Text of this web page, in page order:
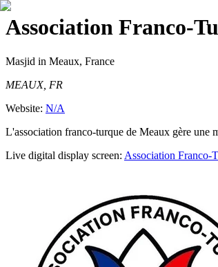
Association Franco-
Masjid in Meaux, France
MEAUX, FR
Website: N/A
L'association franco-turque de Meaux gère une
Live digital display screen: Association Franco-